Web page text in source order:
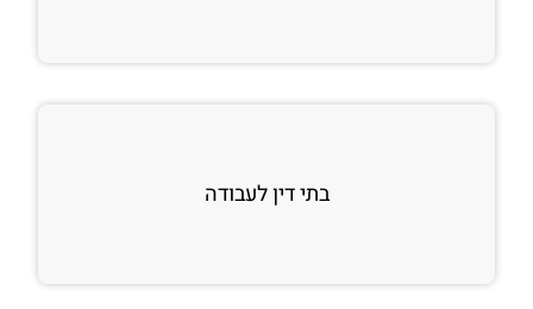
בתי דין לעבודה